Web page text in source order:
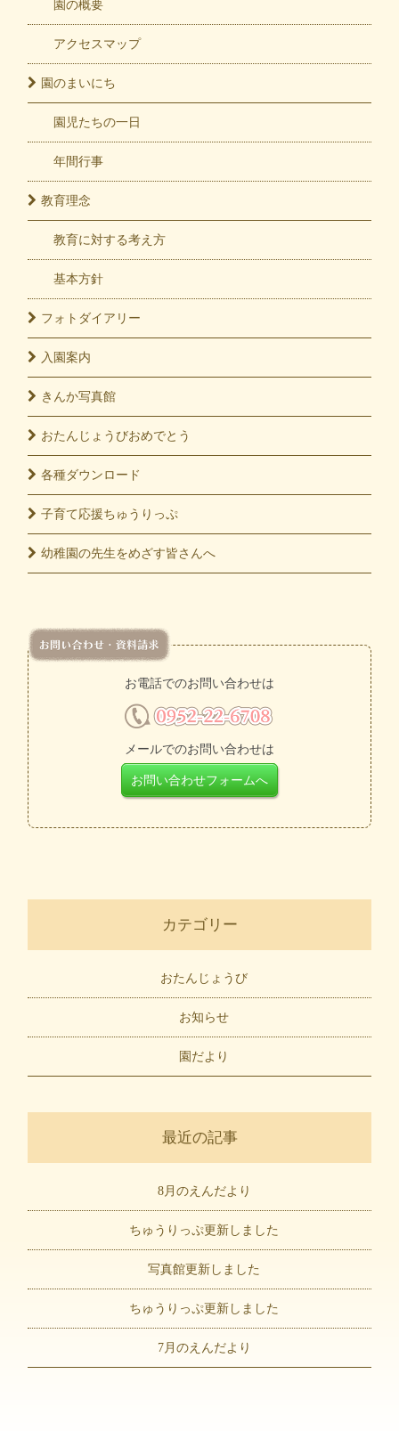
園の概要
アクセスマップ
園のまいにち
園児たちの一日
年間行事
教育理念
教育に対する考え方
基本方針
フォト ダイアリー
入園案内
きんか写真館
おたんじょうびおめでとう
各種ダウンロード
子育て応援ちゅうりっぷ
幼稚園の先生をめざす皆さんへ
お電話でのお問い合わせは
メールでのお問い合わせは
お問い合わせフォームへ
カテゴリー
おたんじょうび
お知らせ
園だより
最近の記事
8月のえんだより
ちゅうりっぷ更新しました
写真館更新しました
ちゅうりっぷ更新しました
7月のえんだより